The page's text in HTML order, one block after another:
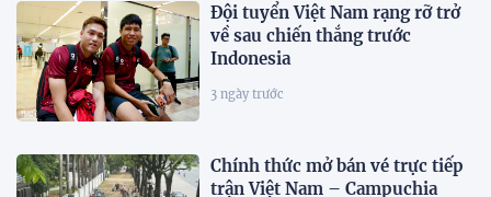
Đội tuyển Việt Nam rạng rỡ trở
về sau chiến thắng trước
Indonesia
3 ngày trước
Chính thức mở bán vé trực tiếp
trận Việt Nam – Campuchia